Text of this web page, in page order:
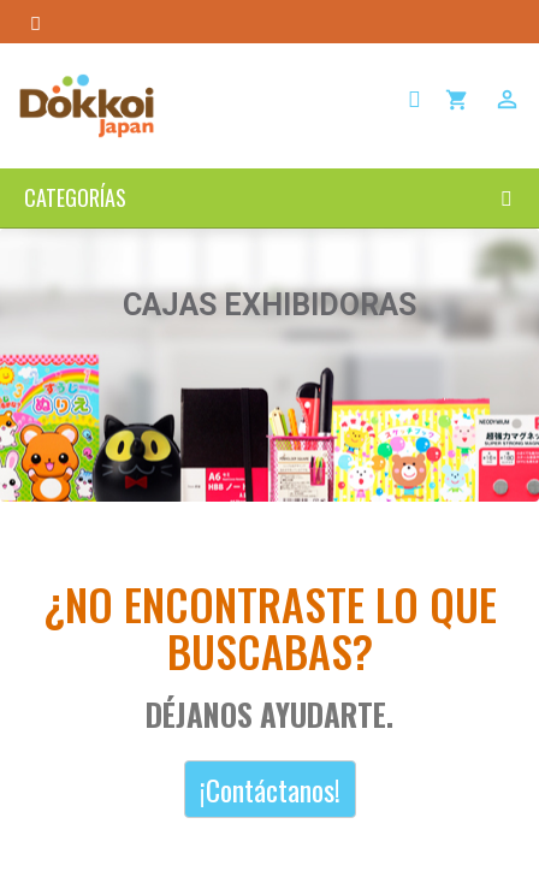

shopping_cart
CATEGORÍAS
CAJAS EXHIBIDORAS
¿NO ENCONTRASTE LO QUE
BUSCABAS?
DÉJANOS AYUDARTE.
¡Contáctanos!